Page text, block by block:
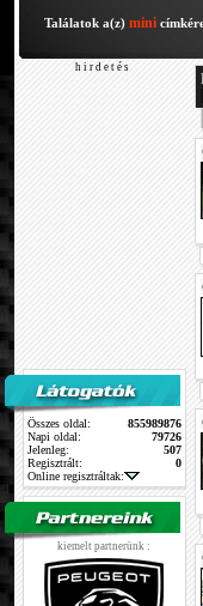
Találatok a(z)mini
h i r d e t é s
Összes oldal:
855989876
Napi oldal:
79726
Jelenleg:
507
Regisztrált:
0
Online regisztráltak:
kiemelt partnerünk :